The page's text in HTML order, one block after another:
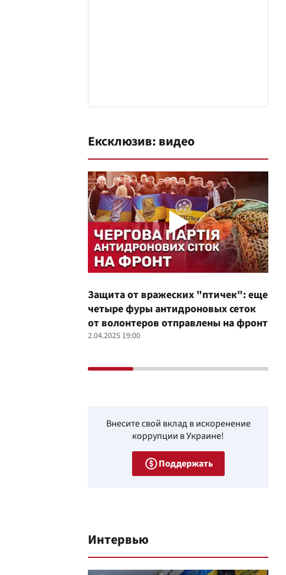
Ексклюзив: видео
Защита от вражеских "птичек": еще
четыре фуры антидроновых сеток
от волонтеров отправлены на фронт
2.04.2025 19:00
Внесите свой вклад в искоренение
коррупции в Украине!
Поддержать
Интервью